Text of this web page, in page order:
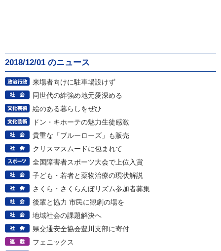
2018/12/01 のニュース
来場者向けに駐車場設けず
同世代の絆強め地元愛深める
絵のある暮らしをぜひ
ドン・キホーテの魅力生徒感激
貴重な「ブルーローズ」も販売
クリスマスムードに包まれて
全国障害者スポーツ大会で上位入賞
子ども・若者と薬物治療の現状解説
さくら・さくらんぼリズム参加者募集
後輩と協力 市民に観劇の場を
地域社会の課題解決へ
県交通安全協会豊川支部に寄付
フェニックス